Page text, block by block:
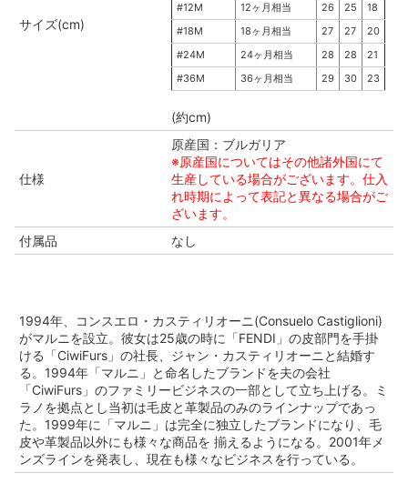
サイズ(cm)
#12M
12ヶ月相当 26 25
18
#18M
18ヶ月相当 27 27
20
#24M
24ヶ月相当 28 28
21
#36M
36ヶ月相当 29 30 23
(約cm)
仕様
原産国：ブルガリア
※原産国についてはその他諸外国にて
生産している場合がございます。仕入
れ時期によって表記と異なる場合がご
ざいます。
付属品
なし
1994年、コンスエロ・カスティリオーニ(Consuelo Castiglioni)
がマルニを設立。彼女は25歳の時に「FENDI」の皮部門を手掛
ける「CiwiFurs」の社長、ジャン・カスティリオーニと結婚す
る。1994年「マルニ」と命名したブランドを夫の会社
「CiwiFurs」のファミリービジネスの一部として立ち上げる。ミ
ラノを拠点とし当初は毛皮と革製品のみのラインナップであっ
た。1999年に「マルニ」は完全に独立したブランドになり、毛
皮や革製品以外にも様々な商品を 揃えるようになる。2001年メ
ンズラインを発表し、現在も様々なビジネスを行っている。